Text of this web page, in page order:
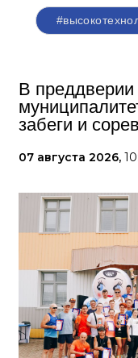
В преддверии
забеги и
07 августа 2026,